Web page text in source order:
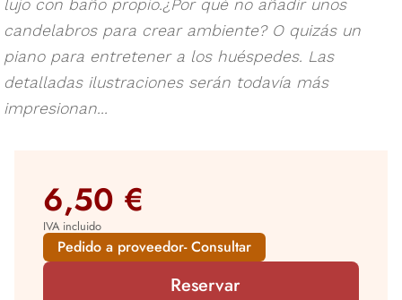
lujo con baño propio.¿Por qué no añadir unos
candelabros para crear ambiente? O quizás un
piano para entretener a los huéspedes. Las
detalladas ilustraciones serán todavía más
impresionan...
6,50 €
IVA incluido
Pedido a proveedor- Consultar
Reservar